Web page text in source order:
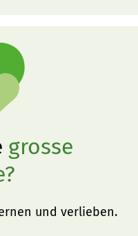
grosse
und verlieben.